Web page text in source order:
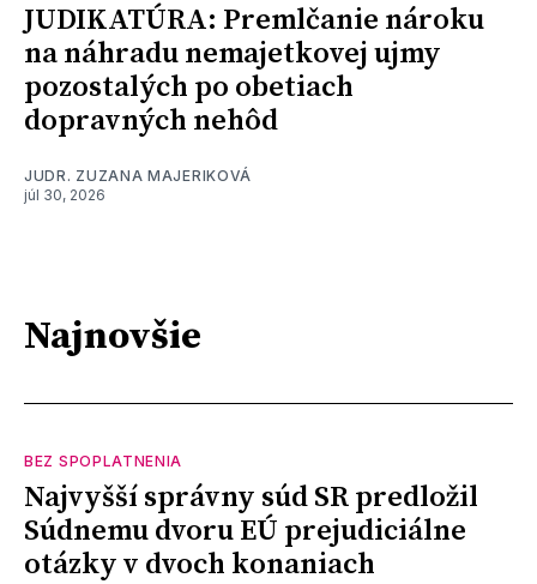
JUDIKATÚRA: Premlčanie nároku
na náhradu nemajetkovej ujmy
pozostalých po obetiach
dopravných nehôd
JUDR. ZUZANA MAJERIKOVÁ
júl 30, 2026
Najnovšie
BEZ SPOPLATNENIA
Najvyšší správny súd SR predložil
Súdnemu dvoru EÚ prejudiciálne
otázky v dvoch konaniach